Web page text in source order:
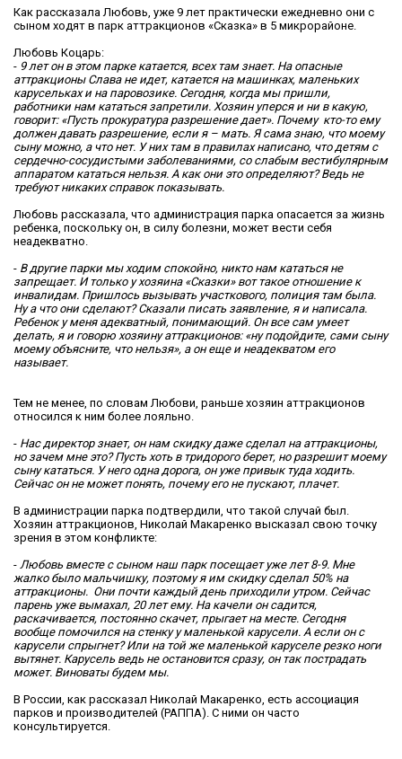
Как рассказала Любовь, уже 9 лет практически ежедневно они с
сыном ходят в парк аттракционов «Сказка» в 5 микрорайоне.
Любовь Коцарь:
- 9 лет он в этом парке катается, всех там знает. На опасные
аттракционы Слава не идет, катается на машинках, маленьких
карусельках и на паровозике. Сегодня, когда мы пришли,
работники нам кататься запретили. Хозяин уперся и ни в какую,
говорит: «Пусть прокуратура разрешение дает». Почему кто-то ему
должен давать разрешение, если я – мать. Я сама знаю, что моему
сыну можно, а что нет. У них там в правилах написано, что детям с
сердечно-сосудистыми заболеваниями, со слабым вестибулярным
аппаратом кататься нельзя. А как они это определяют? Ведь не
требуют никаких справок показывать.
Любовь рассказала, что администрация парка опасается за жизнь
ребенка, поскольку он, в силу болезни, может вести себя
неадекватно.
- В другие парки мы ходим спокойно, никто нам кататься не
запрещает. И только у хозяина «Сказки» вот такое отношение к
инвалидам. Пришлось вызывать участкового, полиция там была.
Ну а что они сделают? Сказали писать заявление, я и написала.
Ребенок у меня адекватный, понимающий. Он все сам умеет
делать, я и говорю хозяину аттракционов: «ну подойдите, сами сыну
моему объясните, что нельзя», а он еще и неадекватом его
называет.
Тем не менее, по словам Любови, раньше хозяин аттракционов
относился к ним более лояльно.
- Нас директор знает, он нам скидку даже сделал на аттракционы,
но зачем мне это? Пусть хоть в тридорого берет, но разрешит моему
сыну кататься. У него одна дорога, он уже привык туда ходить.
Сейчас он не может понять, почему его не пускают, плачет.
В администрации парка подтвердили, что такой случай был.
Хозяин аттракционов, Николай Макаренко высказал свою точку
зрения в этом конфликте:
- Любовь вместе с сыном наш парк посещает уже лет 8-9. Мне
жалко было мальчишку, поэтому я им скидку сделал 50% на
аттракционы. Они почти каждый день приходили утром. Сейчас
парень уже вымахал, 20 лет ему. На качели он садится,
раскачивается, постоянно скачет, прыгает на месте. Сегодня
вообще помочился на стенку у маленькой карусели. А если он с
карусели спрыгнет? Или на той же маленькой каруселе резко ноги
вытянет. Карусель ведь не остановится сразу, он так пострадать
может. Виноваты будем мы.
В России, как рассказал Николай Макаренко, есть ассоциация
парков и производителей (РАППА). С ними он часто
консультируется.